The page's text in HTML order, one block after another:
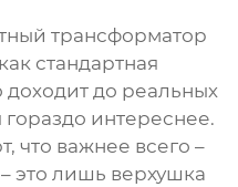
трансформатор
стандартная
доходит до реальных
гораздо интереснее.
что важнее всего –
это лишь верхушка